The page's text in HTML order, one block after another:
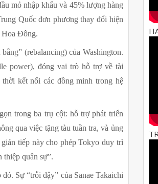
mỏ nhập khẩu và 45% lượng hàng
Quốc đơn phương thay đổi hiện
Hoa Đông.
(rebalancing) của Washington.
power), đóng vai trò hỗ trợ về tài
kết nối các đồng minh trong hệ
trong ba trụ cột: hỗ trợ phát triển
qua việc tặng tàu tuần tra, và ủng
tiếp này cho phép Tokyo duy trì
thiệp quân sự”.
Sự “trỗi dậy” của Sanae Takaichi